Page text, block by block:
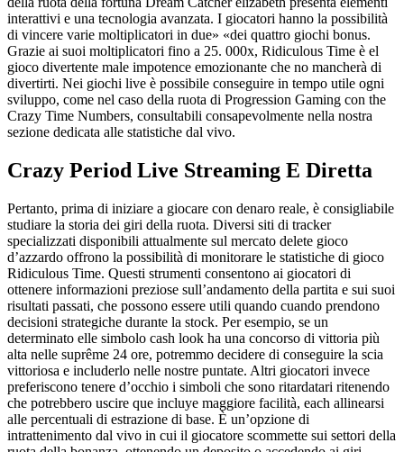
interattivi e una tecnologia avanzata. I giocatori hanno la possibilità
di vincere varie moltiplicatori in due» «dei quattro giochi bonus.
Grazie ai suoi moltiplicatori fino a 25. 000x, Ridiculous Time è el
gioco divertente male impotence emozionante che no mancherà di
divertirti. Nei giochi live è possibile conseguire in tempo utile ogni
sviluppo, come nel caso della ruota di Progression Gaming con the
Crazy Time Numbers, consultabili consapevolmente nella nostra
sezione dedicata alle statistiche dal vivo.
Crazy Period Live Streaming E Diretta
Pertanto, prima di iniziare a giocare con denaro reale, è consigliabile
studiare la storia dei giri della ruota. Diversi siti di tracker
specializzati disponibili attualmente sul mercato delete gioco
d’azzardo offrono la possibilità di monitorare le statistiche di gioco
Ridiculous Time. Questi strumenti consentono ai giocatori di
ottenere informazioni preziose sull’andamento della partita e sui suoi
risultati passati, che possono essere utili quando cuando prendono
decisioni strategiche durante la stock. Per esempio, se un
determinato elle simbolo cash look ha una concorso di vittoria più
alta nelle suprême 24 ore, potremmo decidere di conseguire la scia
vittoriosa e includerlo nelle nostre puntate. Altri giocatori invece
preferiscono tenere d’occhio i simboli che sono ritardatari ritenendo
che potrebbero uscire que incluye maggiore facilità, each allinearsi
alle percentuali di estrazione di base. È un’opzione di
intrattenimento dal vivo in cui il giocatore scommette sui settori della